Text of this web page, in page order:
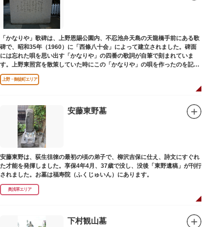
「かなりや」歌碑は、上野恩賜公園内、不忍池弁天島の天龍橋手前にある歌
碑で、昭和35年（1960）に「西條八十会」によって建立されました。碑面
には忘れた唄を思い出す「かなりや」の四番の歌詞が自筆で刻まれていま
す。上野東照宮を散策していた時にこの「かなりや」の唄を作ったのを記念
してこの地に建てられました。
上野・御徒町エリア
安藤東野墓
安藤東野は、荻生徂徠の最初の頃の弟子で、柳沢吉保に仕え、詩文にすぐれ
た才能を発揮しました。享保4年4月、37歳で没し、没後「東野遺稿」が刊行
されました。お墓は福寿院（ふくじゅいん）にあります。
奥浅草エリア
下村観山墓